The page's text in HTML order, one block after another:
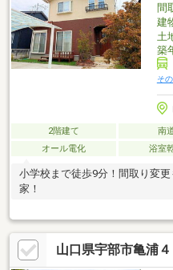
間
建
土
築
そ
2階建て 南
オール電化
浴室
小学校まで徒歩9分！間取り変
家！
山口県宇部市亀浦